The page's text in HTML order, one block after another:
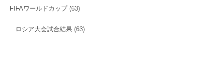
FIFAワールドカップ(63)
ロシア大会試合結果 (63)